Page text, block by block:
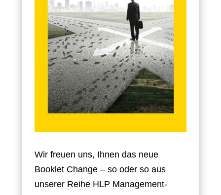
Wir freuen uns, Ihnen das neue
Booklet Change – so oder so aus
unserer Reihe HLP Management-